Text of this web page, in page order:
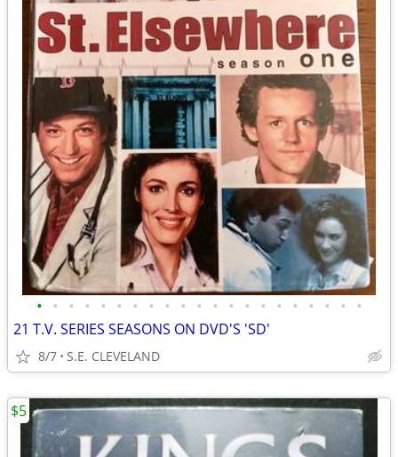
• • • • • • • • • • • • • • • • • • • • •
21 T.V. SERIES SEASONS ON DVD'S 'SD'
8/7 S.E. CLEVELAND
$5